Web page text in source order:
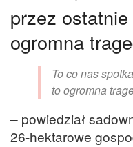
przez
ogromna
To co nas
to ogromna
– powiedział
26-hektarowe